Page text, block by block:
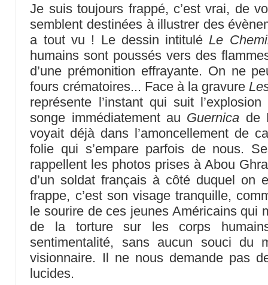
Je suis toujours frappé, c’est vrai, de
semblent destinées à illustrer des
a tout vu ! Le dessin intitulé Le
humains sont poussés vers des
d’une prémonition effrayante. On ne
fours crématoires... Face à la gravure
représente l’instant qui suit
songe immédiatement au Guernica de
voyait déjà dans l’amoncellement de
folie qui s’empare parfois de nous.
rappellent les photos prises à Abou
d’un soldat français à côté duquel on
frappe, c’est son visage tranquille,
le sourire de ces jeunes Américains qui
de la torture sur les corps
sentimentalité, sans aucun souci du
visionnaire. Il ne nous demande pas
lucides.